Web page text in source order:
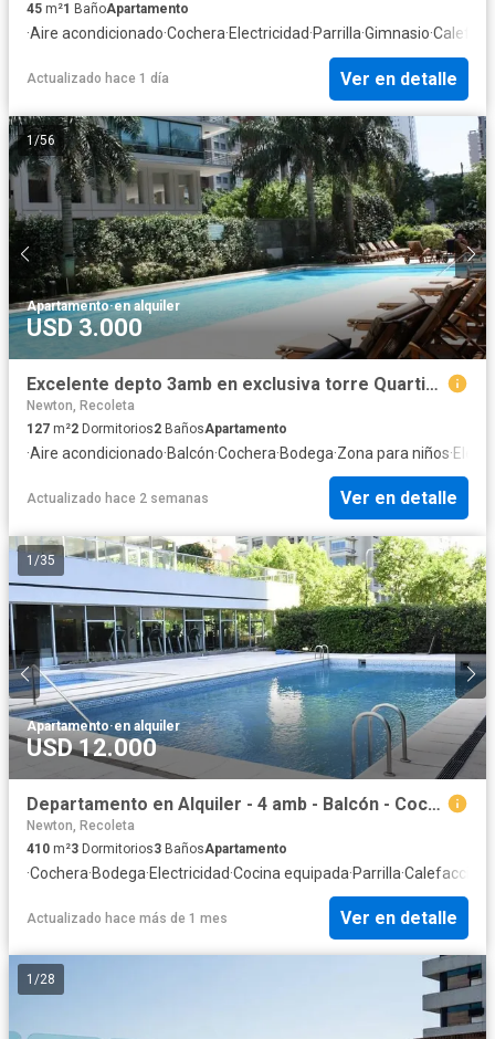
45 m²1 BañoApartamento
·Aire acondicionado·Cochera·Electricidad·Parrilla·Gimnasio·
Actualizado hace 1 día Ver en detalle
1 /56
Apartamento·en alquiler
USD 3.000
Excelente depto 3amb en exclusiva torre Quartier de Oro. Imponente vista al rìo! de categorìa. Impecable! Inmejorable zona con màxima seguridad
Newton, Recoleta
127 m²2 Dormitorios2 BañosApartamento
·Aire acondicionado·Balcón·Cochera·Bodega·Zona para niños·
Actualizado hace 2 semanas Ver en detalle
1 /35
Apartamento·en alquiler
USD 12.000
Departamento en Alquiler - 4 amb - Balcón - Cochera - Full amenities - Palermo - PalermoNuevo
Newton, Recoleta
410 m²3 Dormitorios3 BañosApartamento
·Cochera·Bodega·Electricidad·Cocina equipada·Parrilla·Calefacción
Actualizado hace más de 1 mes Ver en detalle
1 /28